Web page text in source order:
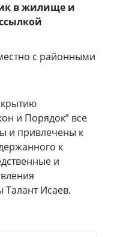
в жилище и
с районными
и Порядок” все
и привлечены к
к
и
Исаев.